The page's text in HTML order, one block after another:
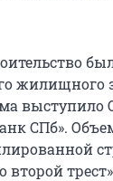
жилищного
выступило
СПб».
второй